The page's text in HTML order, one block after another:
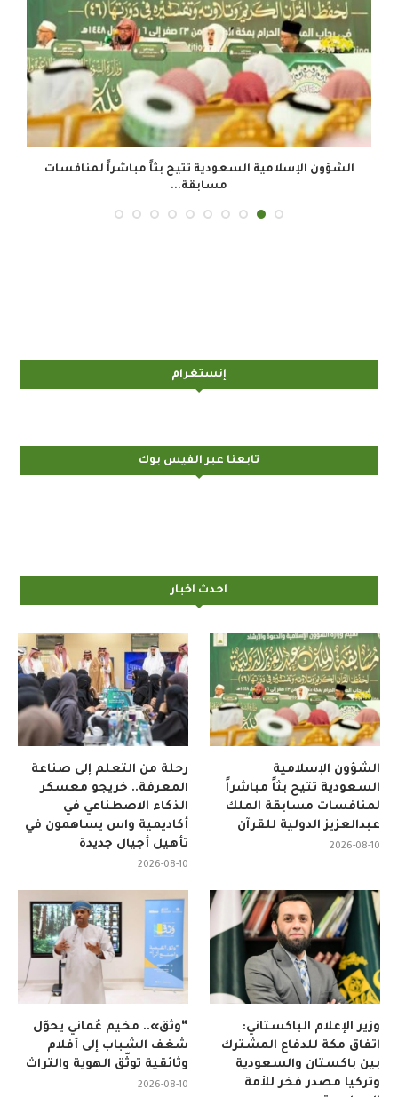
الشؤون الإسلامية السعودية تتيح بثاً مباشراً لمنافسات
مسابقة...
إنستغرام
تابعنا عبر الفيس بوك
احدث اخبار
رحلة من التعلم إلى صناعة
المعرفة.. خريجو معسكر
الذكاء الاصطناعي في
أكاديمية واس يساهمون في
تأهيل أجيال جديدة
2026-08-10
الشؤون الإسلامية
السعودية تتيح بثاً مباشراً
لمنافسات مسابقة الملك
عبدالعزيز الدولية للقرآن
2026-08-10
“وثّق».. مخيم عُماني يحوّل
شغف الشباب إلى أفلام
وثائقية توثّق الهوية والتراث
2026-08-10
وزير الإعلام الباكستاني:
اتفاق مكة للدفاع المشترك
بين باكستان والسعودية
وتركيا مصدر فخر للأمة